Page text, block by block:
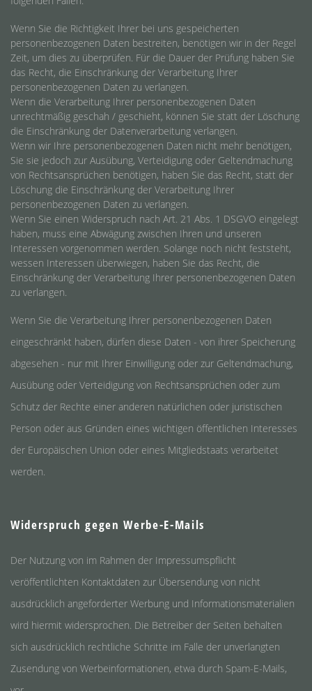
Wenn Sie die Richtigkeit Ihrer bei uns gespeicherten
personenbezogenen Daten bestreiten, benötigen wir in der Regel
Zeit, um dies zu überprüfen. Für die Dauer der Prüfung haben Sie
das Recht, die Einschränkung der Verarbeitung Ihrer
personenbezogenen Daten zu verlangen.
Wenn die Verarbeitung Ihrer personenbezogenen Daten
unrechtmäßig geschah / geschieht, können Sie statt der Löschung
die Einschränkung der Datenverarbeitung verlangen.
Wenn wir Ihre personenbezogenen Daten nicht mehr benötigen,
Sie sie jedoch zur Ausübung, Verteidigung oder Geltendmachung
von Rechtsansprüchen benötigen, haben Sie das Recht, statt der
Löschung die Einschränkung der Verarbeitung Ihrer
personenbezogenen Daten zu verlangen.
Wenn Sie einen Widerspruch nach Art. 21 Abs. 1 DSGVO eingelegt
haben, muss eine Abwägung zwischen Ihren und unseren
Interessen vorgenommen werden. Solange noch nicht feststeht,
wessen Interessen überwiegen, haben Sie das Recht, die
Einschränkung der Verarbeitung Ihrer personenbezogenen Daten
zu verlangen.
Wenn Sie die Verarbeitung Ihrer personenbezogenen Daten
eingeschränkt haben, dürfen diese Daten - von ihrer Speicherung
abgesehen - nur mit Ihrer Einwilligung oder zur Geltendmachung,
Ausübung oder Verteidigung von Rechtsansprüchen oder zum
Schutz der Rechte einer anderen natürlichen oder juristischen
Person oder aus Gründen eines wichtigen öffentlichen Interesses
der Europäischen Union oder eines Mitgliedstaats verarbeitet
werden.
Widerspruch gegen Werbe-E-Mails
Der Nutzung von im Rahmen der Impressumspflicht
veröffentlichten Kontaktdaten zur Übersendung von nicht
ausdrücklich angeforderter Werbung und Informationsmaterialien
wird hiermit widersprochen. Die Betreiber der Seiten behalten
sich ausdrücklich rechtliche Schritte im Falle der unverlangten
Zusendung von Werbeinformationen, etwa durch Spam-E-Mails,